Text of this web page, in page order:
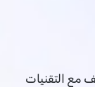
مع التقنيات